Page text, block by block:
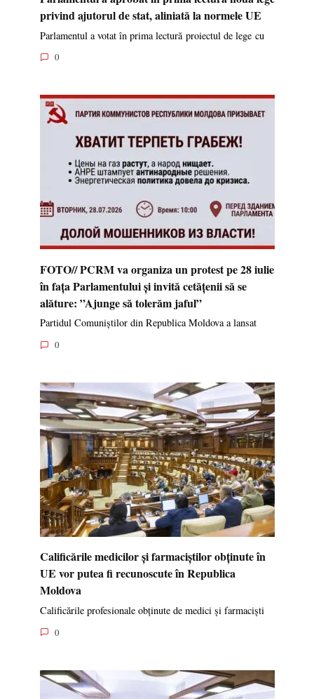
privind ajutorul de stat, aliniată la normele UE
Parlamentul a votat în prima lectură proiectul de lege cu
0
FOTO// PCRM va organiza un protest pe 28 iulie
în fața Parlamentului și invită cetățenii să se
alăture: ”Ajunge să tolerăm jaful”
Partidul Comuniștilor din Republica Moldova a lansat
0
Calificările medicilor și farmaciștilor obținute în
UE vor putea fi recunoscute în Republica
Moldova
Calificările profesionale obținute de medici și farmaciști
0